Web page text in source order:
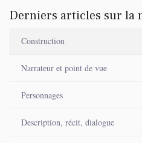
Derniers articles sur la
Construction
Narrateur et point de vue
Personnages
Description, récit, dialogue